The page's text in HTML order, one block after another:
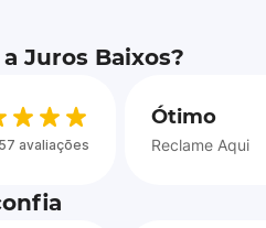
Juros Baixos?
avaliações
Ótimo
Reclame Aqui